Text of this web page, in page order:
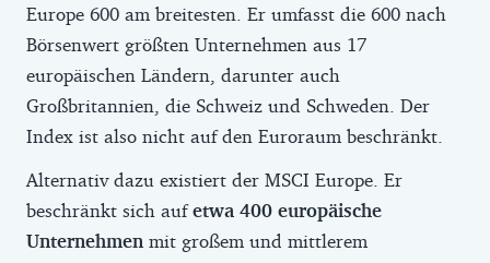
Den Europa-ETF kannst Du aber gut als
Ergänzung in Dein Portfolio aufnehmen.
Mehr dazu, wann ein ETF mit europäischen
Aktien in Deinem Depot Sinn ergibt und wie
ein solcher ETF den US-Anteil Deines
Depot beeinflusst, liest Du in unserem
Ratgeber zuEuropa-ETFs.
Europe 600 am breitesten. Er umfasst die 600 nach
Börsenwert größten Unternehmen aus 17
europäischen Ländern, darunter auch
Großbritannien, die Schweiz und Schweden. Der
Index ist also nicht auf den Euroraum beschränkt.
Alternativ dazu existiert der MSCI Europe. Er
beschränkt sich aufetwa 400 europäische
Unternehmen mit großem und mittlerem